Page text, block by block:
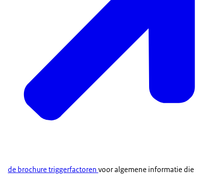
de brochure triggerfactoren voor algemene informatie die